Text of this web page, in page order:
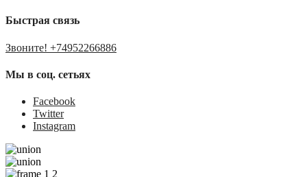
Быстрая связь
Звоните! +74952266886
Мы в соц. сетьях
Facebook
Twitter
Instagram